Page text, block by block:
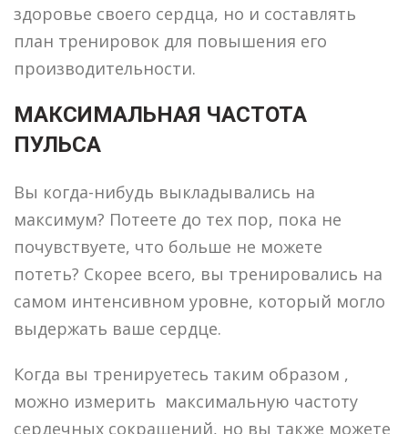
здоровье своего сердца, но и составлять
план тренировок для повышения его
производительности.
МАКСИМАЛЬНАЯ ЧАСТОТА
ПУЛЬСА
Вы когда-нибудь выкладывались на
максимум? Потеете до тех пор, пока не
почувствуете, что больше не можете
потеть? Скорее всего, вы тренировались на
самом интенсивном уровне, который могло
выдержать ваше сердце.
Когда вы тренируетесь таким образом ,
можно измерить максимальную частоту
сердечных сокращений, но вы также можете